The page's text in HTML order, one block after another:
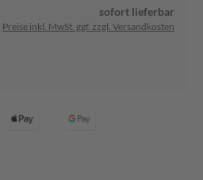
sofort lieferbar
Preise inkl. MwSt. ggf. zzgl. Versandkosten